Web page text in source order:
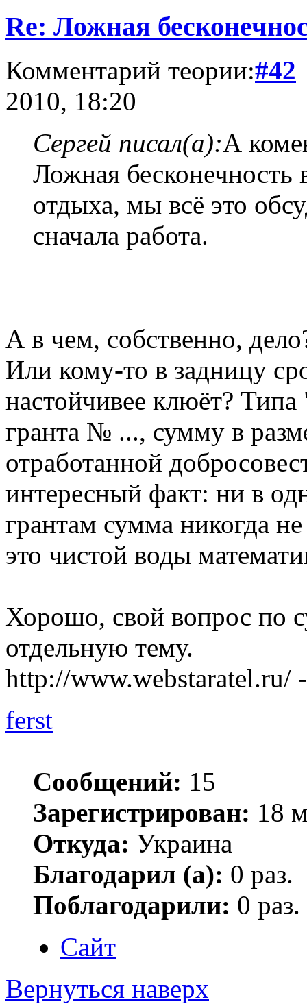
Re: Ложная
Комментарий теории:#42
2010, 18:20
Сергей писал(а):А
Ложная бесконечность
отдыха, мы всё это
сначала работа.
А в чем, собственно,
Или кому-то в задницу
настойчивее клюёт?
гранта № ..., сумму в
отработанной
интересный факт: ни в
грантам сумма никогда
это чистой воды
Хорошо, свой вопрос по
отдельную тему.
http://www.webstaratel.ru/
ferst
Сообщений: 15
Зарегистрирован: 18
Откуда: Украина
Благодарил (а): 0 раз.
Поблагодарили: 0 раз.
Сайт
Вернуться наверх